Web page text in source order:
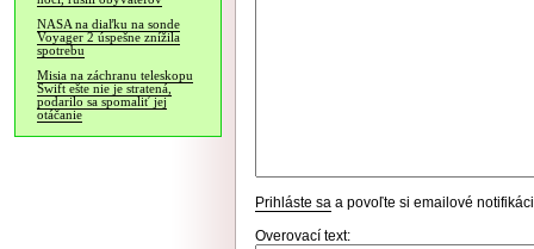
NASA na diaľku na sonde
Voyager 2 úspešne znížila
spotrebu
Misia na záchranu teleskopu
Swift ešte nie je stratená,
podarilo sa spomaliť jej
otáčanie
Prihláste sa a povoľte si emailové
Overovací text: